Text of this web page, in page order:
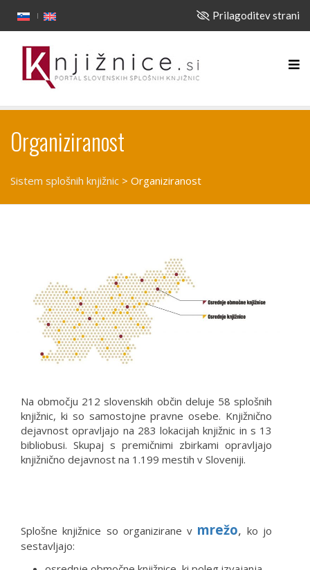
Prilagoditev strani
Organiziranost
Sistem splošnih knjižnic > Organiziranost
Na območju 212 slovenskih občin deluje 58 splošnih
knjižnic, ki so samostojne pravne osebe. Knjižnično
dejavnost opravljajo na 283 lokacijah knjižnic in s 13
bibliobusi. Skupaj s premičnimi zbirkami opravljajo
knjižnično dejavnost na 1.199 mestih v Sloveniji.
Splošne knjižnice so organizirane v mrežo, ko jo
sestavljajo: